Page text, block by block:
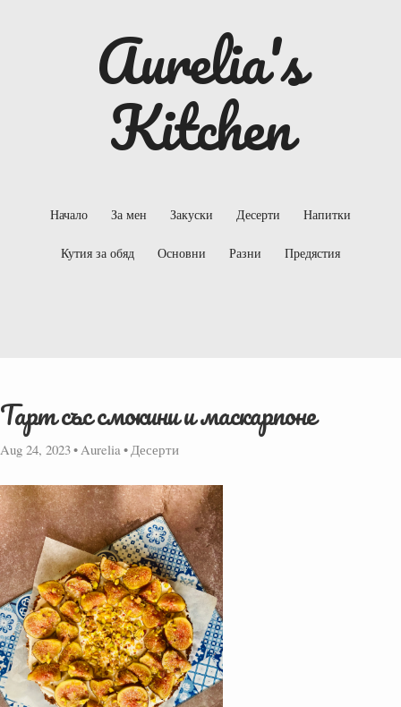
Aurelia's
Kitchen
Начало За мен Закуски Десерти Напитки
Кутия за обяд Основни Разни Предястия
Тарт със смокини и маскарпоне
Aug 24, 2023• Aurelia • Десерти